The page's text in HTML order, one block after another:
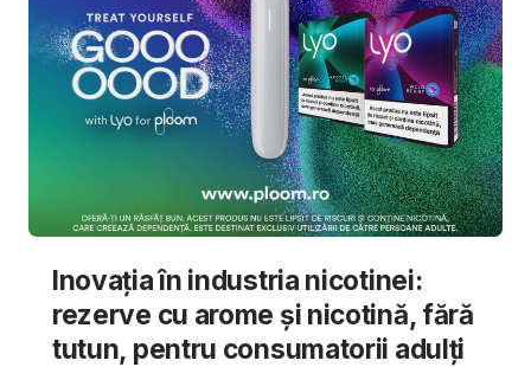
Inovația în industria nicotinei:
rezerve cu arome și nicotină, fără
tutun, pentru consumatorii adulți